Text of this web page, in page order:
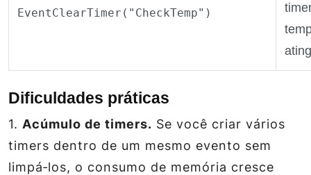
EventClearTimer("CheckTemp")
Dificuldades práticas
1. Acúmulo de timers. Se você criar vários
timers dentro de um mesmo evento sem
limpá‑los, o consumo de memória cresce